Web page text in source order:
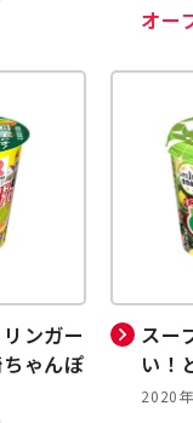
オー
ンガー
ゃんぽ
スー
い！
2020